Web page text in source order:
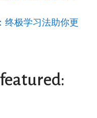
终极学习法助你更